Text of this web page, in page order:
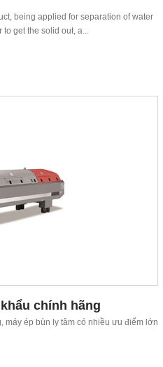
being applied for separation of water
get the solid out, a...
chính hãng
máy ép bùn ly tâm có nhiều ưu điểm lớn